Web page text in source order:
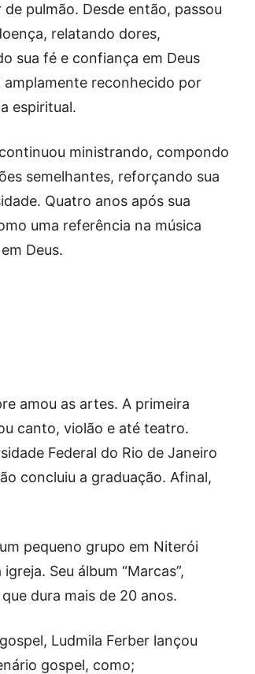
pulmão. Desde então, passou
relatando dores,
sua fé e confiança em Deus
reconhecido por
espiritual.
ministrando, compondo
semelhantes, reforçando sua
Quatro anos após sua
uma referência na música
Deus.
amou as artes. A primeira
canto, violão e até teatro.
Federal do Rio de Janeiro
concluiu a graduação. Afinal,
pequeno grupo em Niterói
Seu álbum “Marcas”,
dura mais de 20 anos.
Ludmila Ferber lançou
gospel, como;